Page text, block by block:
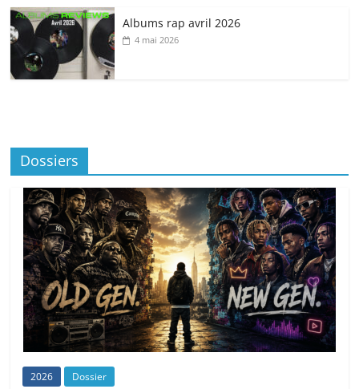
Albums rap avril 2026
4 mai 2026
Dossiers
2026 Dossier